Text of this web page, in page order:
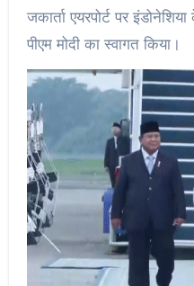
जकार्ता एयरपोर्ट पर
पीएम मोदी का स्वागत किया।